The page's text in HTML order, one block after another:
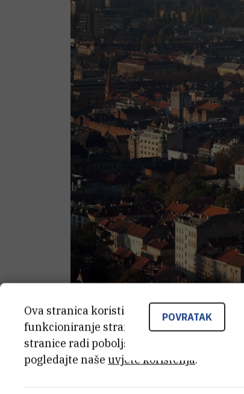
POVRATAK
Ova stranica koristi kolačiće. Neki od tih
funkcioniranje stranice, dok se drugi
stranice radi poboljšanja korisničkog
pogledajte naše uvjete korištenja.